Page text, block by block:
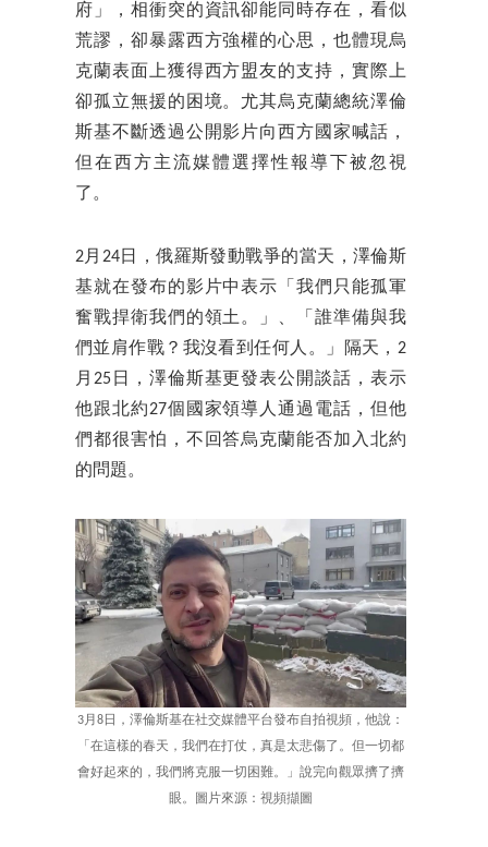
府」，相衝突的資訊卻能同時存在，看似
荒謬，卻暴露西方強權的心思，也體現烏
克蘭表面上獲得西方盟友的支持，實際上
卻孤立無援的困境。尤其烏克蘭總統澤倫
斯基不斷透過公開影片向西方國家喊話，
但在西方主流媒體選擇性報導下被忽視
了。
2月24日，俄羅斯發動戰爭的當天，澤倫斯
基就在發布的影片中表示「我們只能孤軍
奮戰捍衛我們的領土。」、「誰準備與我
們並肩作戰？我沒看到任何人。」隔天，2
月25日，澤倫斯基更發表公開談話，表示
他跟北約27個國家領導人通過電話，但他
們都很害怕，不回答烏克蘭能否加入北約
的問題。
3月8日，澤倫斯基在社交媒體平台發布自拍視頻，他說：
「在這樣的春天，我們在打仗，真是太悲傷了。但一切都
會好起來的，我們將克服一切困難。」說完向觀眾擠了擠
眼。圖片來源：視頻擷圖